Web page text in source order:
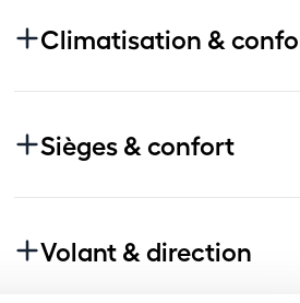
Climatisation &
Sièges & confort
Volant & direction